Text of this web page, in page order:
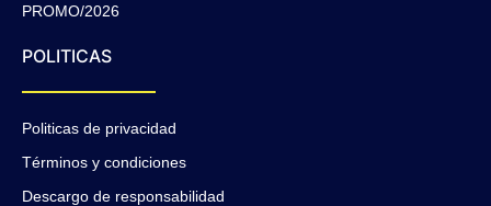
PROMO/2026
POLITICAS
Politicas de privacidad
Términos y condiciones
Descargo de responsabilidad